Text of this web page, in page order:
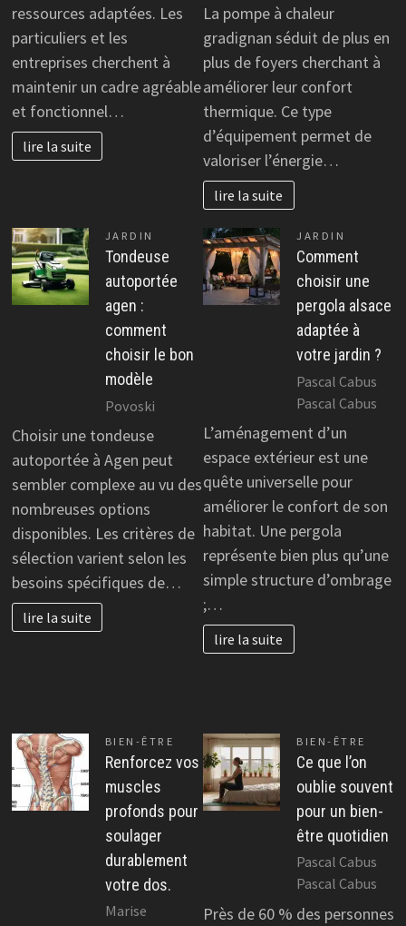
ressources adaptées. Les
particuliers et les
entreprises cherchent à
maintenir un cadre agréable
et fonctionnel…
lire la suite
La pompe à chaleur
gradignan séduit de plus en
plus de foyers cherchant à
améliorer leur confort
thermique. Ce type
d’équipement permet de
valoriser l’énergie…
lire la suite
JARDIN
Tondeuse
autoportée
agen :
comment
choisir le bon
modèle
Povoski
Choisir une tondeuse
autoportée à Agen peut
sembler complexe au vu des
nombreuses options
disponibles. Les critères de
sélection varient selon les
besoins spécifiques de…
lire la suite
JARDIN
Comment
choisir une
pergola alsace
adaptée à
votre jardin ?
Pascal Cabus
Pascal Cabus
L’aménagement d’un
espace extérieur est une
quête universelle pour
améliorer le confort de son
habitat. Une pergola
représente bien plus qu’une
simple structure d’ombrage
;…
lire la suite
BIEN-ÊTRE
Renforcez vos
muscles
profonds pour
soulager
durablement
votre dos.
Marise
BIEN-ÊTRE
Ce que l’on
oublie souvent
pour un bien-
être quotidien
Pascal Cabus
Pascal Cabus
Près de 60 % des personnes